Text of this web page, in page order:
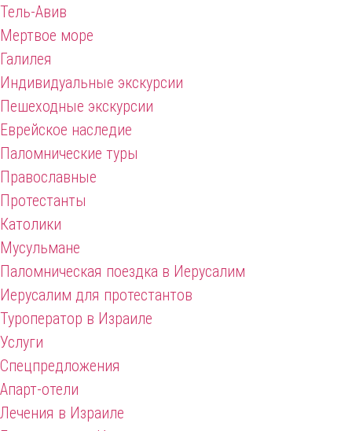
Тель-Авив
Мертвое море
Галилея
Индивидуальные экскурсии
Пешеходные экскурсии
Еврейское наследие
Паломнические туры
Православные
Протестанты
Католики
Мусульмане
Паломническая поездка в Иерусалим
Иерусалим для протестантов
Туроператор в Израиле
Услуги
Спецпредложения
Апарт-отели
Лечения в Израиле